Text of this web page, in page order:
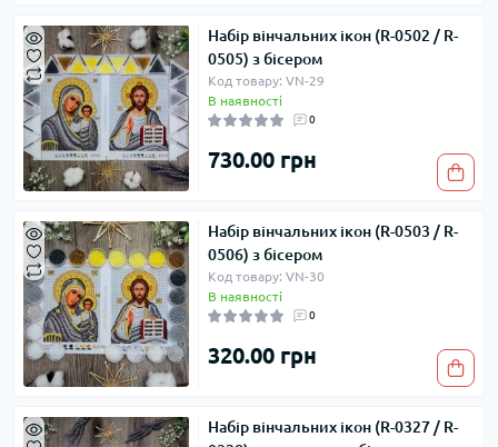
Набір вінчальних ікон (R-0502 / R-
0505) з бісером
Код товару: VN-29
В наявності
0
730.00 грн
Набір вінчальних ікон (R-0503 / R-
0506) з бісером
Код товару: VN-30
В наявності
0
320.00 грн
Набір вінчальних ікон (R-0327 / R-